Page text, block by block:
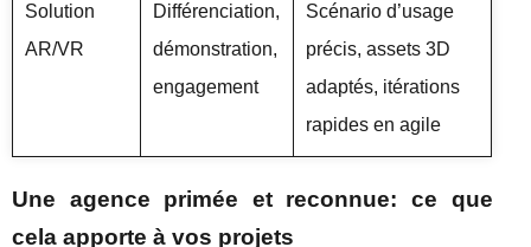
Solution
AR/VR
Différenciation,
démonstration,
engagement
Scénario d’usage
précis, assets 3D
adaptés, itérations
rapides en agile
Une agence primée et reconnue: ce que
cela apporte à vos projets